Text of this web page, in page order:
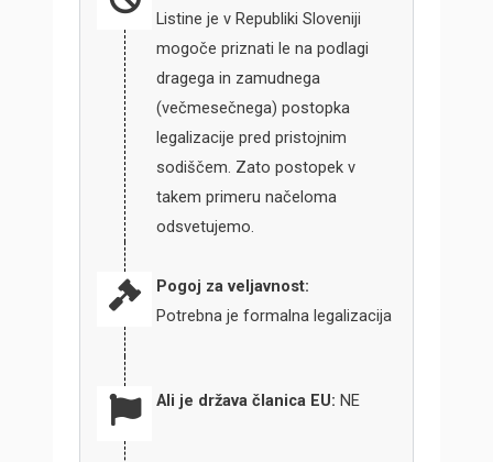
Listine je v Republiki Sloveniji
mogoče priznati le na podlagi
dragega in zamudnega
(večmesečnega) postopka
legalizacije pred pristojnim
sodiščem. Zato postopek v
takem primeru načeloma
odsvetujemo.
Pogoj za veljavnost:
Potrebna je formalna legalizacija
Ali je država članica EU:NE